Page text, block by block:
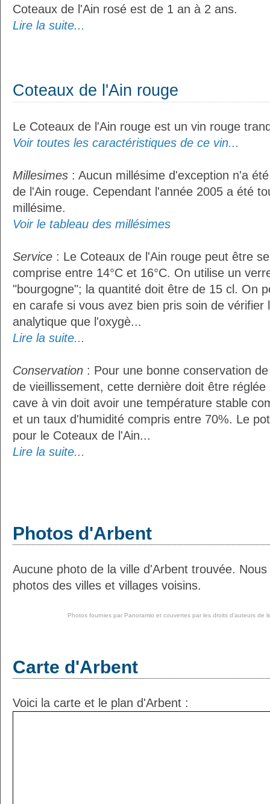
Coteaux de l'Ain rosé est de 1 an à 2 ans.
Lire la suite...
Coteaux de l'Ain rouge
Le Coteaux de l'Ain rouge est un vin rouge
Voir toutes les caractéristiques de ce vin...
Millesimes : Aucun millésime d'exception n'a
de l'Ain rouge. Cependant l'année 2005 a été
millésime.
Voir le tableau des millésimes
Service : Le Coteaux de l'Ain rouge peut être
comprise entre 14°C et 16°C. On utilise un
"bourgogne"; la quantité doit être de 15 cl. On
en carafe si vous avez bien pris soin de vérifier
analytique que l'oxygè...
Lire la suite...
Conservation : Pour une bonne conservation
de vieillissement, cette dernière doit être réglée
cave à vin doit avoir une température stable
et un taux d'humidité compris entre 70%. Le
pour le Coteaux de l'Ain...
Lire la suite...
Photos d'Arbent
Aucune photo de la ville d'Arbent trouvée.
photos des villes et villages voisins.
Photos fournies par Panoramio et couvertes par les droits d'auteurs de
Carte d'Arbent
Voici la carte et le plan d'Arbent :